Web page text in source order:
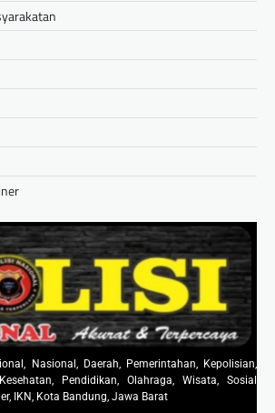
Nasional, Daerah, Pemerintahan, Kepolisian,
Pendidikan, Olahraga, Wisata, Sosial
IKN, Kota Bandung, Jawa Barat